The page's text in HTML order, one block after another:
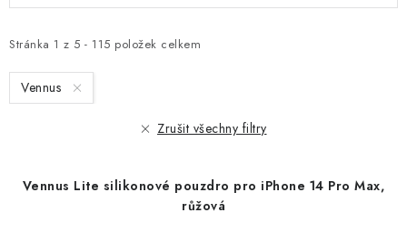
i
s
p
Stránka 1 z 5 - 115 položek celkem
e
n
í Vennus
Zrušit všechny filtry
Vennus Lite silikonové pouzdro pro iPhone 14 Pro Max,
růžová